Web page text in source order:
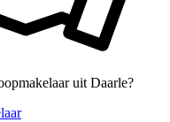
uit Daarle?